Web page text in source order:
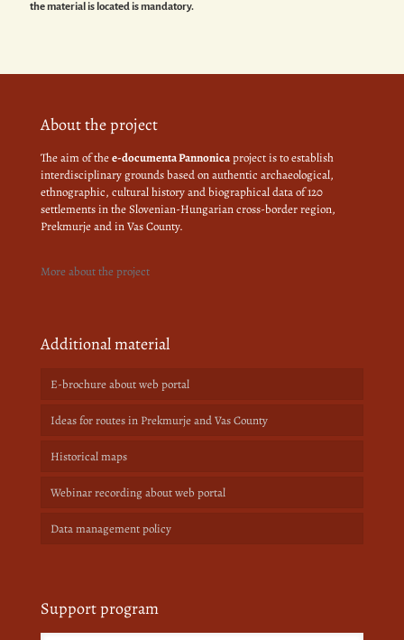
the material is located is mandatory.
About the project
The aim of thee-documenta Pannonicaproject is to establish
interdisciplinary grounds based on authentic archaeological,
ethnographic, cultural history and biographical data of 120
settlements in the Slovenian-Hungarian cross-border region,
Prekmurje and in Vas County.
More about the project
Additional material
E-brochure about web portal
Ideas for routes in Prekmurje and Vas County
Historical maps
Webinar recording about web portal
Data management policy
Support program